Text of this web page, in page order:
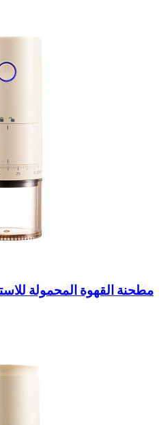
مطحنة القهوة المحمولة